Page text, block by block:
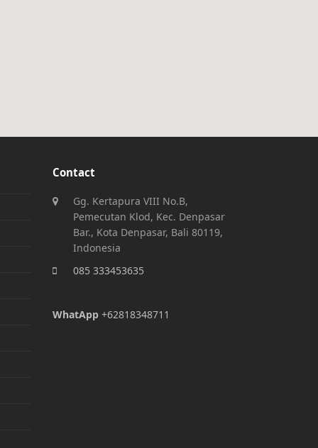
Contact
Gg. Kertapura VIII No.B,
Pemecutan Klod, Kec. Denpasar
Bar., Kota Denpasar, Bali 80119,
Indonesia
085 333453635
WhatApp+62818348711